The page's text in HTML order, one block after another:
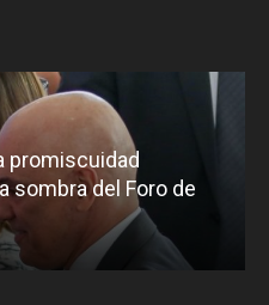
promiscuidad
sombra del Foro de